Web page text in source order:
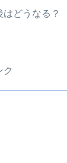
どうなる？
ク